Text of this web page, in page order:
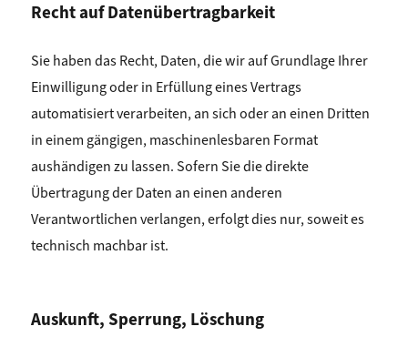
Recht auf Datenübertragbarkeit
Sie haben das Recht, Daten, die wir auf Grundlage Ihrer
Einwilligung oder in Erfüllung eines Vertrags
automatisiert verarbeiten, an sich oder an einen Dritten
in einem gängigen, maschinenlesbaren Format
aushändigen zu lassen. Sofern Sie die direkte
Übertragung der Daten an einen anderen
Verantwortlichen verlangen, erfolgt dies nur, soweit es
technisch machbar ist.
Auskunft, Sperrung, Löschung